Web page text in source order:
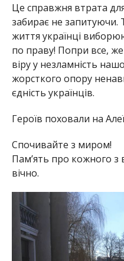
Це справжня втрата
забирає не запитуючи.
життя українці
по праву! Попри все,
віру у незламність
жорсткого опору
єдність українців.
Героїв поховали на
Спочивайте з миром!
Пам’ять про кожного
вічно.